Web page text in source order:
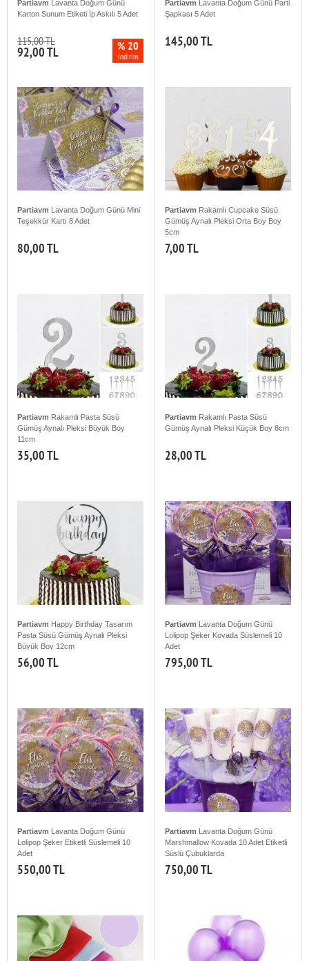
Partiavm Lavanta Doğum Günü
Karton Sunum Etiketi İp Askılı 5 Adet
115,00 TL
92,00 TL % 20
indirim
Partiavm Lavanta Doğum Günü Parti
Şapkası 5 Adet
145,00 TL
Partiavm Lavanta Doğum Günü Mini
Teşekkür Kartı 8 Adet
80,00 TL
Partiavm Rakamlı Cupcake Süsü
Gümüş Aynalı Pleksi Orta Boy Boy
5cm
7,00 TL
Partiavm Rakamlı Pasta Süsü
Gümüş Aynalı Pleksi Büyük Boy
11cm
35,00 TL
Partiavm Rakamlı Pasta Süsü
Gümüş Aynalı Pleksi Küçük Boy 8cm
28,00 TL
Partiavm Happy Birthday Tasarım
Pasta Süsü Gümüş Aynalı Pleksi
Büyük Boy 12cm
56,00 TL
Partiavm Lavanta Doğum Günü
Lolipop Şeker Kovada Süslemeli 10
Adet
795,00 TL
Partiavm Lavanta Doğum Günü
Lolipop Şeker Etiketli Süslemeli 10
Adet
550,00 TL
Partiavm Lavanta Doğum Günü
Marshmallow Kovada 10 Adet Etiketli
Süslü Çubuklarda
750,00 TL